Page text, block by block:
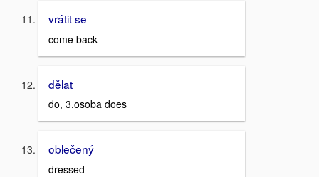
vrátit se
come back
dělat
do, 3.osoba does
oblečený
dressed